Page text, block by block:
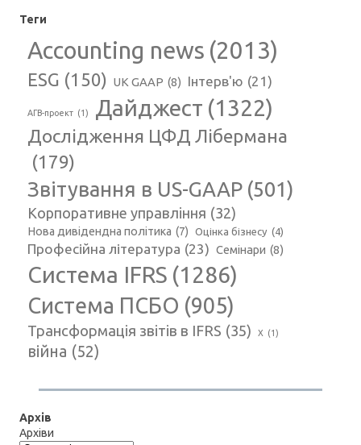
Теги
Accounting news (2013)
ESG (150) UK GAAP (8) Інтерв'ю (21)
АГВ-проект (1) Дайджест (1322)
Дослідження ЦФД Лібермана
(179)
Звітування в US-GAAP (501)
Корпоративне управління (32)
Нова дивідендна політика (7) Оцінка бізнесу (4)
Професійна література (23) Семінари (8)
Система IFRS (1286)
Система ПСБО (905)
Трансформація звітів в IFRS (35) Х (1)
війна (52)
Архів
Архіви